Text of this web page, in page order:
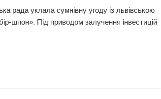
рада уклала сумнівну угоду із львівською
шпон». Під приводом залучення інвестицій